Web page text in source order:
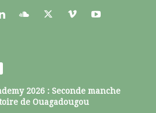
2026 : Seconde manche
de Ouagadougou